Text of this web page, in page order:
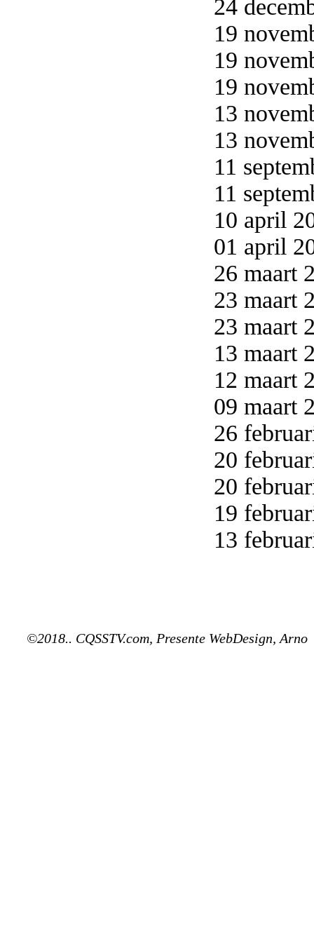
24
19
19
19
13
13
11
11
10 april
01 april
26 maart
23 maart
23 maart
13 maart
12 maart
09 maart
26
20
20
19
13
©2018.. CQSSTV.com, Presente WebDesign, Arno